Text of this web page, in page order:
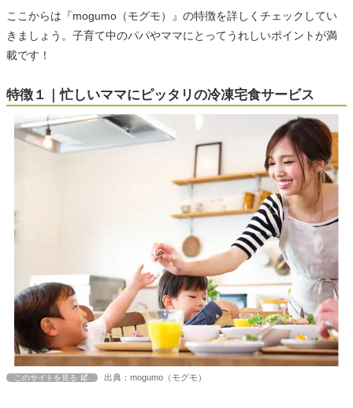
ここからは『mogumo（モグモ）』の特徴を詳しくチェックしてい
きましょう。子育て中のパパやママにとってうれしいポイントが満
載です！
特徴１｜忙しいママにピッタリの冷凍宅食サービス
このサイトを見る 出典：mogumo（モグモ）